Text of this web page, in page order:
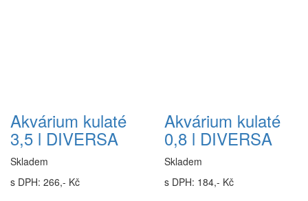
Akvárium kulaté
3,5 l DIVERSA
Skladem
s DPH: 266,- Kč
Akvárium kulaté
0,8 l DIVERSA
Skladem
s DPH: 184,- Kč